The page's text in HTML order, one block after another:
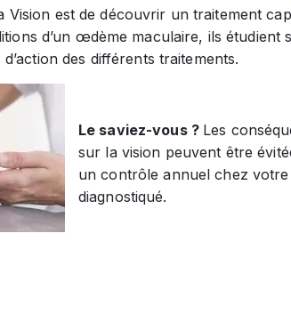
Vision est de découvrir un traitement
d’un œdème maculaire, ils
des différents traitements.
Le saviez-vous ? Les
sur la vision peuvent être
un contrôle annuel chez
diagnostiqué.